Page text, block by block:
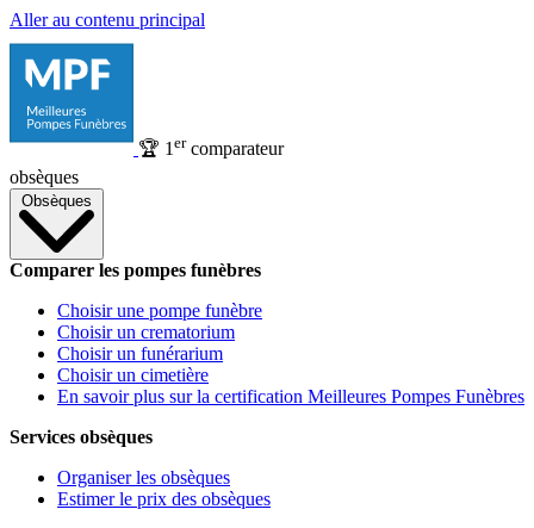
Aller au contenu principal
🏆 1 ercomparateur
obsèques
Obsèques
Comparer les pompes funèbres
Choisir une pompe funèbre
Choisir un crematorium
Choisir un funérarium
Choisir un cimetière
En savoir plus sur la certification Meilleures Pompes Funèbres
Services obsèques
Organiser les obsèques
Estimer le prix des obsèques